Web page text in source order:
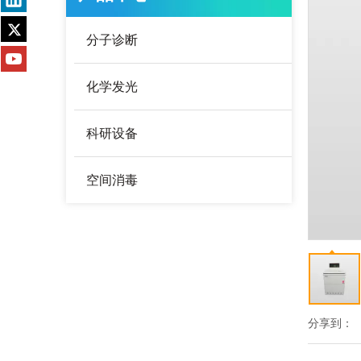
分子诊断
化学发光
科研设备
空间消毒
分享到：